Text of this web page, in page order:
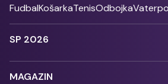
FudbalKošarkaTenisOdbojka
SP 2026
MAGAZIN